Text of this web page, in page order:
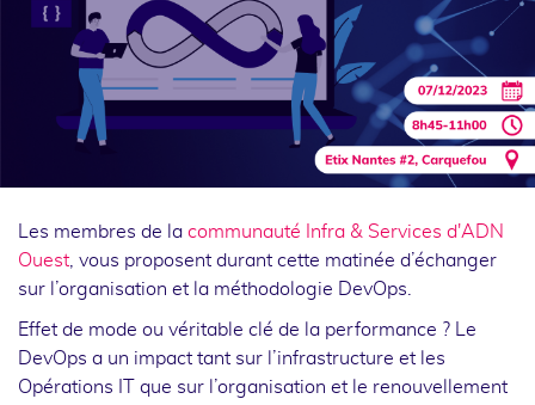
Les membres de la communauté Infra & Services d'ADN
Ouest , vous proposent durant cette matinée d’échanger
sur l’organisation et la méthodologie DevOps.
Effet de mode ou véritable clé de la performance ? Le
DevOps a un impact tant sur l’infrastructure et les
Opérations IT que sur l’organisation et le renouvellement